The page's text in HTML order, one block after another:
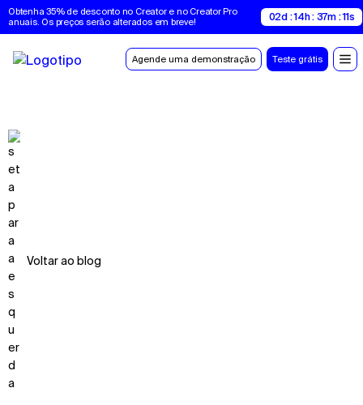
Obtenha 35% de desconto no Creator e no Creator Pro
anuais. Os preços serão alterados em breve!
02d : 14h : 37m : 10s
Agende uma demonstração Teste grátis
Voltar ao blog